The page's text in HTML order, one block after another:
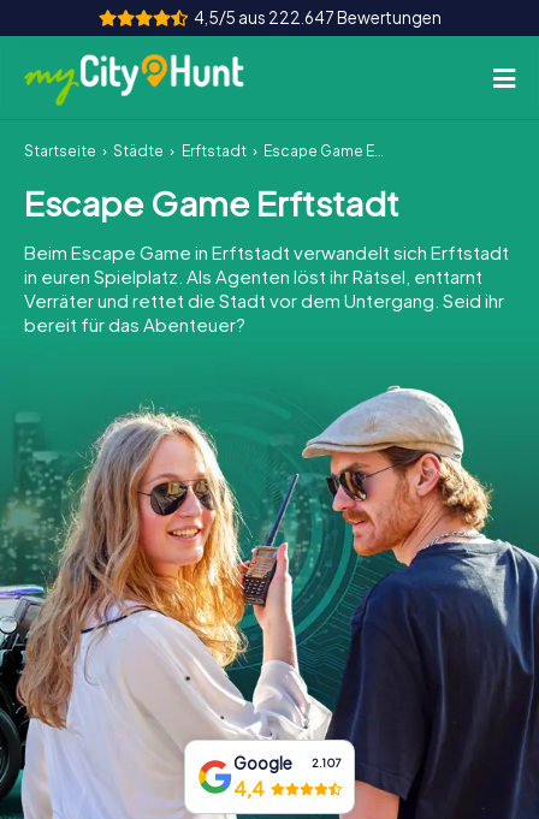
4,5/5 aus 222.647 Bewertungen
So funktioniert's
Städte
Touren
Teamevent
INT AT CH
DE
ES
FR UK
IE
IT
NL
Tickets buchen
Gutscheine bestellen
Startseite Städte Erftstadt Escape Game Erftstadt
Escape Game Erftstadt
Beim Escape Game in Erftstadt verwandelt sich Erftstadt
in euren Spielplatz. Als Agenten löst ihr Rätsel, enttarnt
Verräter und rettet die Stadt vor dem Untergang. Seid ihr
bereit für das Abenteuer?
Google 2.107
4,4